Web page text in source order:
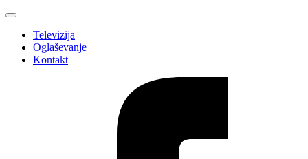
Televizija
Oglaševanje
Kontakt